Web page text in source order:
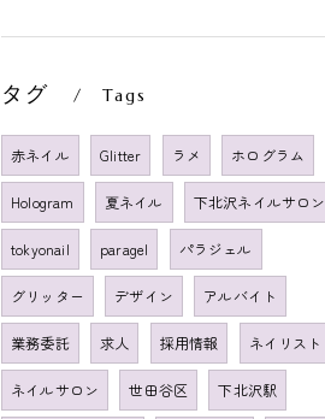
タグ Tags
赤ネイル Glitter ラメ ホログラム
Hologram 夏ネイル 下北沢ネイルサロン
tokyonail paragel パラジェル
グリッター デザイン アルバイト
業務委託 求人 採用情報 ネイリスト
ネイルサロン 世田谷区 下北沢駅